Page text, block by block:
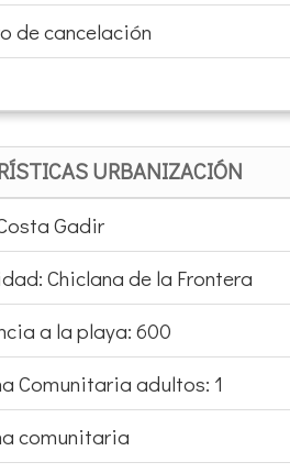
de cancelación
URBANIZACIÓN
Gadir
Chiclana de la Frontera
a la playa: 600
Comunitaria adultos: 1
comunitaria